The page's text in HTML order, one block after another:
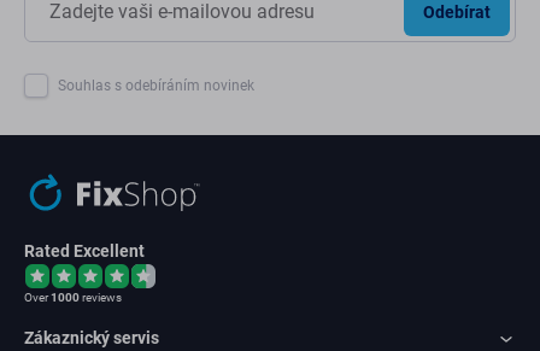
Odebírat
Souhlas s odebíráním novinek
Rated Excellent
Over1000reviews
Zákaznický servis